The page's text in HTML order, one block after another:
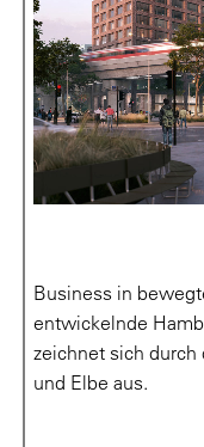
Business in
entwickelnde
zeichnet sich durch
und Elbe aus.